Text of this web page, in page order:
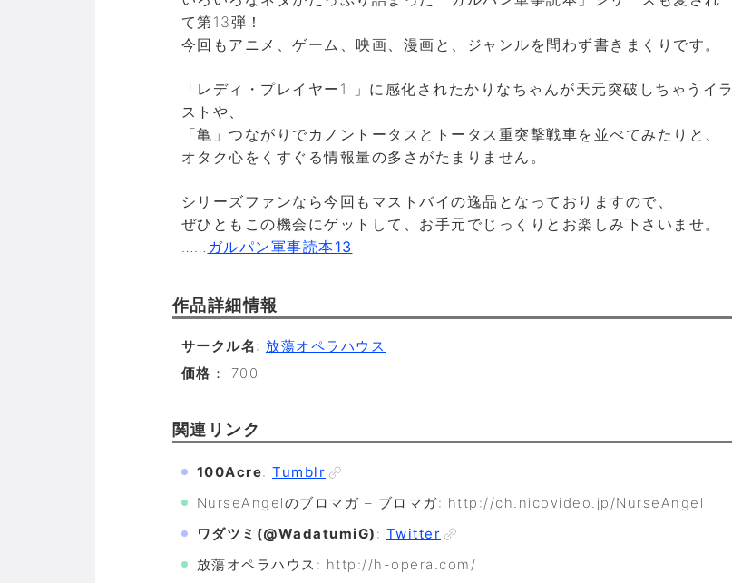
て第13弾！
今回もアニメ、ゲーム、映画、漫画と、ジャンルを問わず書きまくりです。
「レディ・プレイヤー1 」に感化されたかりなちゃんが天元突破しちゃうイラ
ストや、
「亀」つながりでカノントータスとトータス重突撃戦車を並べてみたりと、
オタク心をくすぐる情報量の多さがたまりません。
シリーズファンなら今回もマストバイの逸品となっておりますので、
ぜひともこの機会にゲットして、お手元でじっくりとお楽しみ下さいませ。
…… ガルパン軍事読本13
作品詳細情報
サークル名: 放蕩オペラハウス
価格 ： 700
関連リンク
100Acre: Tumblr
NurseAngelのブロマガ – ブロマガ: http://ch.nicovideo.jp/NurseAngel
ワダツミ(@WadatumiG) : Twitter
放蕩オペラハウス: http://h-opera.com/